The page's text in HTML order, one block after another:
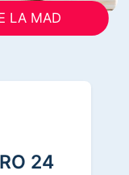
LA MAD
24